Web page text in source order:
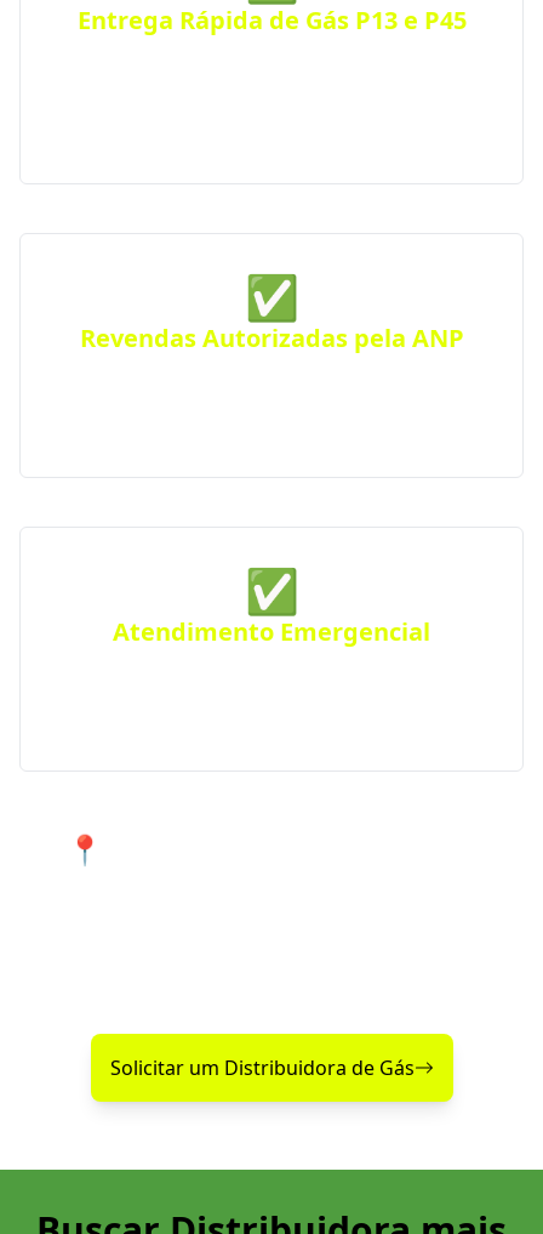
Entrega Rápida de Gás P13 e P45
✅
Revendas Autorizadas pela ANP
✅
Atendimento Emergencial
📍 Atendimento 24 horas nos
Solicitar um Distribuidora de Gás